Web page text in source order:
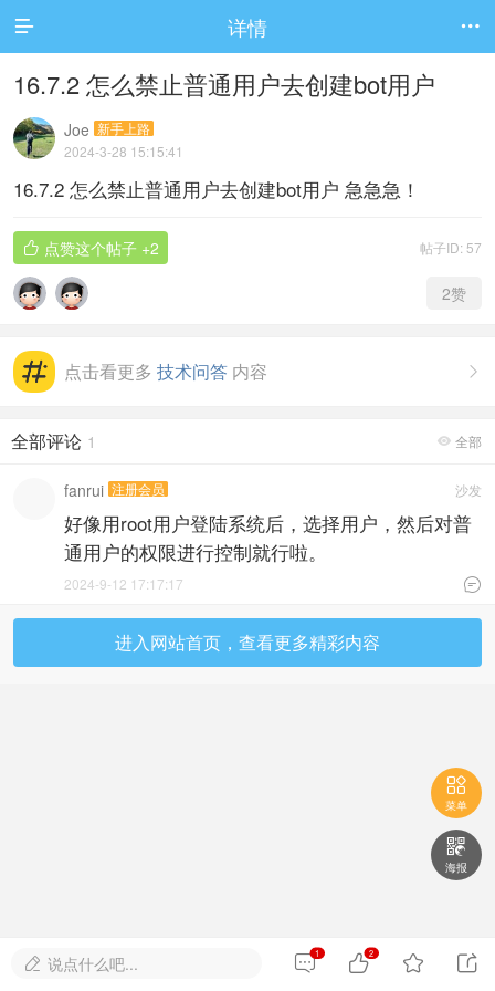
 详情 
16.7.2 怎么禁止普通用户去创建bot用户
Joe 新手上路
2024-3-28 15:15:41
16.7.2 怎么禁止普通用户去创建bot用户 急急急！
帖子ID: 57
 点赞这个帖子 +2
2赞

点击看更多 技术问答 内容
 全部
全部评论 1
沙发
fanrui 注册会员
好像用root用户登陆系统后，选择用户，然后对普
通用户的权限进行控制就行啦。

2024-9-12 17:17:17
进入网站首页，查看更多精彩内容

菜单

海报
 说点什么吧... 1 2  